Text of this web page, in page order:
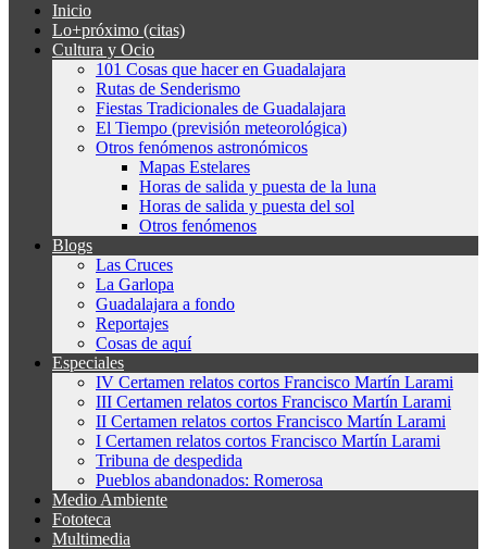
Inicio
Lo+próximo (citas)
Cultura y Ocio
101 Cosas que hacer en Guadalajara
Rutas de Senderismo
Fiestas Tradicionales de Guadalajara
El Tiempo (previsión meteorológica)
Otros fenómenos astronómicos
Mapas Estelares
Horas de salida y puesta de la luna
Horas de salida y puesta del sol
Otros fenómenos
Blogs
Las Cruces
La Garlopa
Guadalajara a fondo
Reportajes
Cosas de aquí
Especiales
IV Certamen relatos cortos Francisco Martín Larami
III Certamen relatos cortos Francisco Martín Larami
II Certamen relatos cortos Francisco Martín Larami
I Certamen relatos cortos Francisco Martín Larami
Tribuna de despedida
Pueblos abandonados: Romerosa
Medio Ambiente
Fototeca
Multimedia